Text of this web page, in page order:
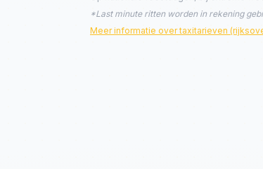
*Last minute ritten worden in rekening
Meer informatie over taxitarieven